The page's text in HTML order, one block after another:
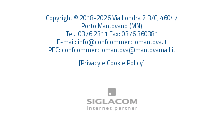
Copyright © 2018-2026 Via Londra 2 B/C, 46047
Porto Mantovano (MN)
Tel.: 0376 2311 Fax: 0376 360381
E-mail: info@confcommerciomantova.it
PEC: confcommerciomantova@mantovamail.it
[Privacy e Cookie Policy]